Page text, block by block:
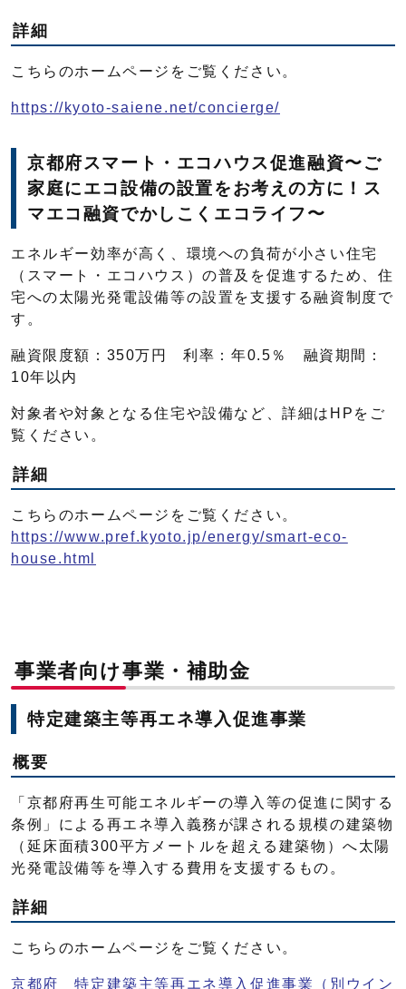
詳細
こちらのホームページをご覧ください。
https://kyoto-saiene.net/concierge/
京都府スマート・エコハウス促進融資〜ご
家庭にエコ設備の設置をお考えの方に！ス
マエコ融資でかしこくエコライフ〜
エネルギー効率が高く、環境への負荷が小さい住宅
（スマート・エコハウス）の普及を促進するため、住
宅への太陽光発電設備等の設置を支援する融資制度で
す。
融資限度額：350万円 利率：年0.5％ 融資期間：
10年以内
対象者や対象となる住宅や設備など、詳細はHPをご
覧ください。
詳細
こちらのホームページをご覧ください。
https://www.pref.kyoto.jp/energy/smart-eco-
house.html
事業者向け事業・補助金
特定建築主等再エネ導入促進事業
概要
「京都府再生可能エネルギーの導入等の促進に関する
条例」による再エネ導入義務が課される規模の建築物
（延床面積300平方メートルを超える建築物）へ太陽
光発電設備等を導入する費用を支援するもの。
詳細
こちらのホームページをご覧ください。
京都府 特定建築主等再エネ導入促進事業 （別ウイン